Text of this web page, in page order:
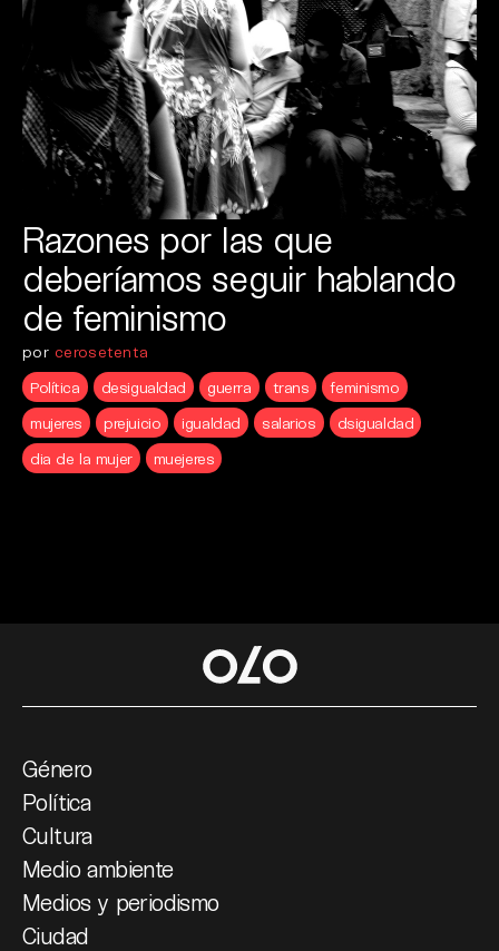
Razones por las que
deberíamos seguir hablando
de feminismo
por cerosetenta
Política
desigualdad guerra trans
feminismo
mujeres
prejuicio igualdad salarios
dsigualdad
dia de la mujer
muejeres
Género
Política
Cultura
Medio ambiente
Medios y periodismo
Ciudad